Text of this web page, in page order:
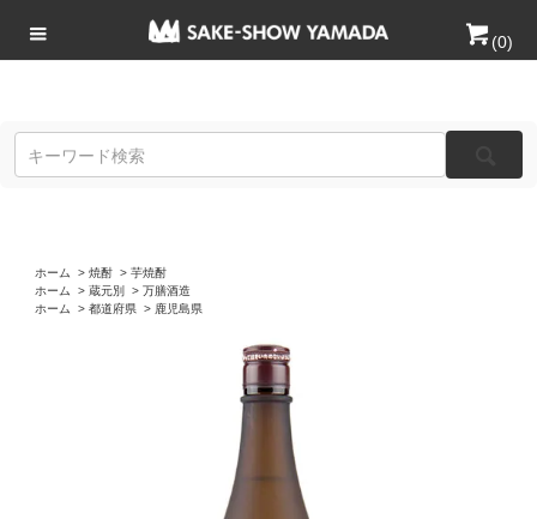
(0)
ホーム > 焼酎 > 芋焼酎
ホーム
> 蔵元別 > 万膳酒造
ホーム
> 都道府県 > 鹿児島県